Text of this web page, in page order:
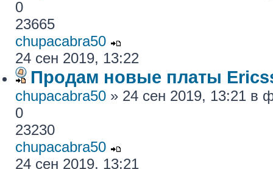
0
23665
chupacabra50
24 сен 2019, 13:22
Продам новые платы
chupacabra50 » 24 сен 2019, 13:21 в
0
23230
chupacabra50
24 сен 2019, 13:21